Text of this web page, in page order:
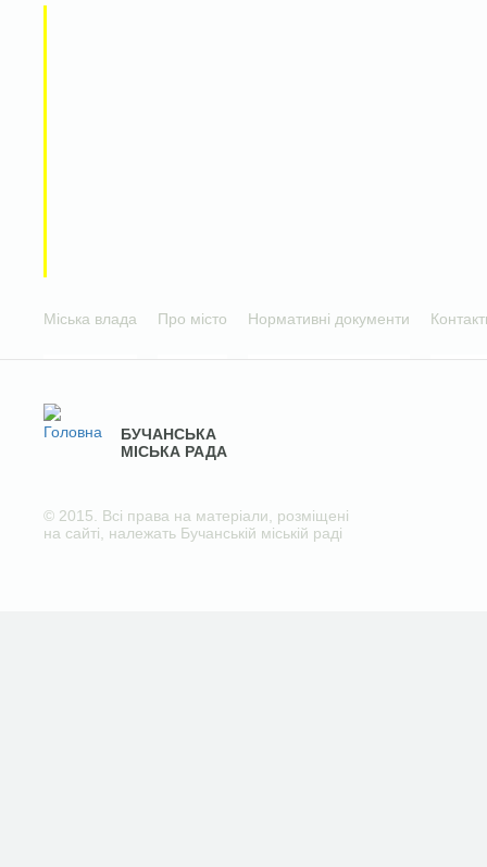
Міська влада Про місто Нормативні документи
БУЧАНСЬКА
МІСЬКА РАДА
© 2015. Всі права на матеріали, розміщені
на сайті, належать Бучанській міській раді